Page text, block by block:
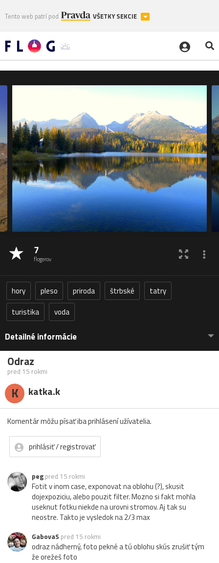
Tento web patrí pod VŠETKY SEKCIE
7
flogerov
hory pleso priroda štrbské
tatry
turistika
voda
Detailné informácie
Odraz
pred 15 rokmi
K katka.k
Komentár môžu písať iba prihlásení užívatelia.
prihlásiť / registrovať
peg pred 15 rokmi
Fotit v inom case, exponovat na oblohu (?), skusit
dojexpoziciu, alebo pouzit filter. Mozno si fakt mohla
useknut fotku niekde na urovni stromov. Aj tak su
neostre. Takto je vysledok na 2/3 max
GabovaS pred 15 rokmi
odraz nádherný, foto pekné a tú oblohu skús zrušiť tým
že orežeš foto